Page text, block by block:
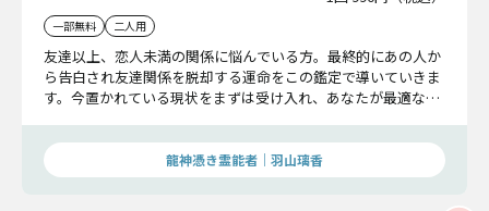
一部無料 二人用
友達以上、恋人未満の関係に悩んでいる方。最終的にあの人か
ら告白され友達関係を脱却する運命をこの鑑定で導いていきま
す。今置かれている現状をまずは受け入れ、あなたが最適な恋
龍神憑き霊能者｜羽山璃香